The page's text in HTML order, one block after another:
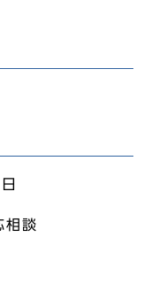
相談